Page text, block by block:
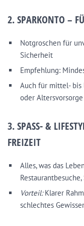
2. SPARKONTO –
Notgroschen für
Sicherheit
Empfehlung:
Auch für mittel-
oder
3. SPASS- &
REIZEIT
Alles, was das
Vorteil:Klarer
schlechtes